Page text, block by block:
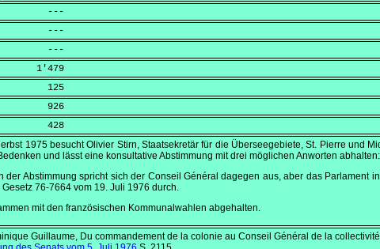
---
---
---
1'479
125
926
428
1975 besucht Olivier Stirn, Staatsekretär für die Überseegebiete, St. Pierre und
und lässt eine konsultative Abstimmung mit drei möglichen Anworten abhalten:
der Abstimmung spricht sich der Conseil Général dagegen aus, aber das Parlament
Gesetz 76-7664 vom 19. Juli 1976 durch.
mit den französischen Kommunalwahlen abgehalten.
Guillaume, Du commandement de la colonie au Conseil Général de la